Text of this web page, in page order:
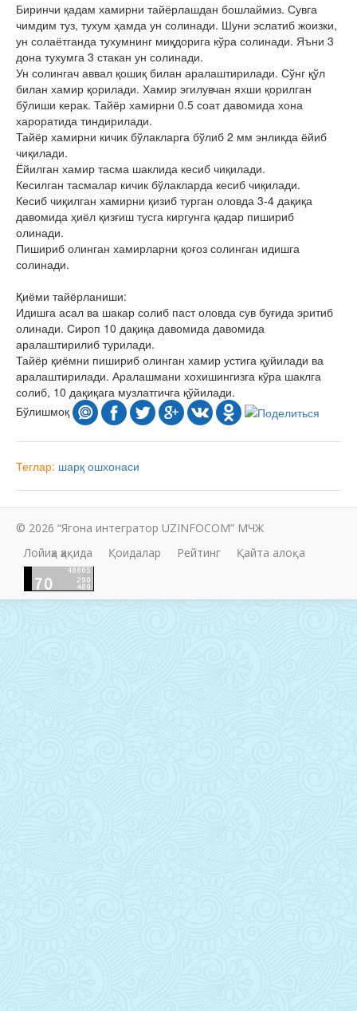
Биринчи қадам хамирни тайёрлашдан бошлаймиз. Сувга
чимдим туз, тухум ҳамда ун солинади. Шуни эслатиб жоизки,
ун солаётганда тухумнинг миқдорига кўра солинади. Яъни 3
дона тухумга 3 стакан ун солинади.
Ун солингач аввал қошиқ билан аралаштирилади. Сўнг қўл
билан хамир қорилади. Хамир эгилувчан яхши қорилган
бўлиши керак. Тайёр хамирни 0.5 соат давомида хона
хароратида тиндирилади.
Тайёр хамирни кичик бўлакларга бўлиб 2 мм энликда ёйиб
чиқилади.
Ёйилган хамир тасма шаклида кесиб чиқилади.
Кесилган тасмалар кичик бўлакларда кесиб чиқилади.
Кесиб чиқилган хамирни қизиб турган оловда 3-4 дақиқа
давомида ҳиёл қизғиш тусга киргунга қадар пишириб
олинади.
Пишириб олинган хамирларни қоғоз солинган идишга
солинади.
Қиёми тайёрланиши:
Идишга асал ва шакар солиб паст оловда сув буғида эритиб
олинади. Сироп 10 дақиқа давомида давомида
аралаштирилиб турилади.
Тайёр қиёмни пишириб олинган хамир устига қуйилади ва
аралаштирилади. Аралашмани хохишингизга кўра шаклга
солиб, 10 дақиқага музлатгичга қўйилади.
Бўлишмоқ
Теглар: шарқ ошхонаси
© 2026 “Ягона интегратор UZINFOCOM” МЧЖ
Лойиҳа ҳақида
Қоидалар Рейтинг Қайта алоқа